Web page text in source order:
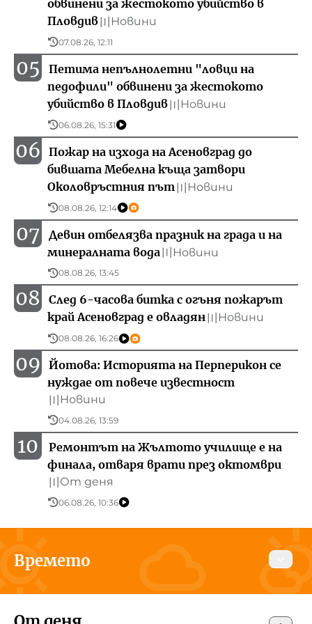
06
Пожар на изхода на Асеновград до
бившата Мебелна къща затвори
Околовръстния път 〣 Новини
08.08.26, 12:14
07
Девин отбелязва празник на града и на
минералната вода 〣 Новини
08.08.26, 13:45
08
След 6-часова битка с огъня пожарът
край Асеновград е овладян 〣 Новини
08.08.26, 16:26
обвинени за жестокото убийство в
Пловдив〣 Новини
07.08.26, 12:11
09
Йотова: Историята на Перперикон се
нуждае от повече известност
〣 Новини
04.08.26, 13:59
05
Петима непълнолетни "ловци на
педофили" обвинени за жестокото
убийство в Пловдив〣 Новини
06.08.26, 15:31
10
Ремонтът на Жълтото училище е на
финала, отваря врати през октомври
〣 От деня
06.08.26, 10:36
Времето
Днес Утре 10 август 2026